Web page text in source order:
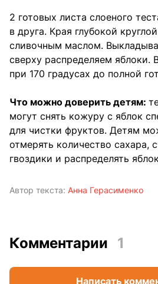
2 готовых листа слоеного
в друга. Края глубокой
сливочным маслом.
сверху распределяем яблоки.
при 170 градусах до полной
Что можно доверить детям:
могут снять кожуру с яблок
для чистки фруктов. Детям
отмерять количество сахара,
гвоздики и распределять
Автор текста: Анна Герасименко
Комментарии 1
Написать